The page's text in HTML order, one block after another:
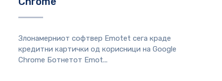
Злонамерниот софтвер Emotet сега краде
кредитни картички од корисници на Google
Chrome Ботнетот Emot...